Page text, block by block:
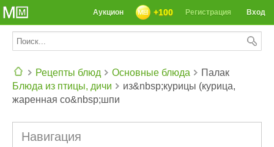
СЕГОДНЯ: 39142 РЕЦЕПТА
Вход
Регистрация
+100
Аукцион
Рецепты блюд
Основные блюда
Блюда из птицы, дичи
Палак
из&nbsp;курицы (курица,
жаренная со&nbsp;шпи
Навигация